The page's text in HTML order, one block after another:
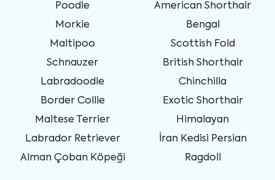
Poodle
Morkie
Maltipoo
Schnauzer
Labradoodle
Border Collie
Maltese Terrier
Labrador Retriever
Alman Çoban Köpeği
American Shorthair
Bengal
Scottish Fold
British Shorthair
Chinchilla
Exotic Shorthair
Himalayan
İran Kedisi Persian
Ragdoll